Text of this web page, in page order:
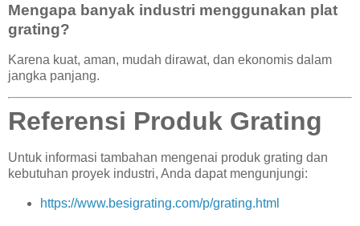
Mengapa banyak industri menggunakan plat
grating?
Karena kuat, aman, mudah dirawat, dan ekonomis dalam
jangka panjang.
Referensi Produk Grating
Untuk informasi tambahan mengenai produk grating dan
kebutuhan proyek industri, Anda dapat mengunjungi:
https://www.besigrating.com/p/grating.html